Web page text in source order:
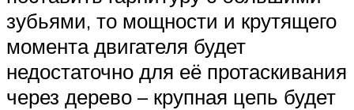
зубьями, то мощности и крутящего
момента двигателя будет
недостаточно для её протаскивания
через дерево – крупная цепь будет